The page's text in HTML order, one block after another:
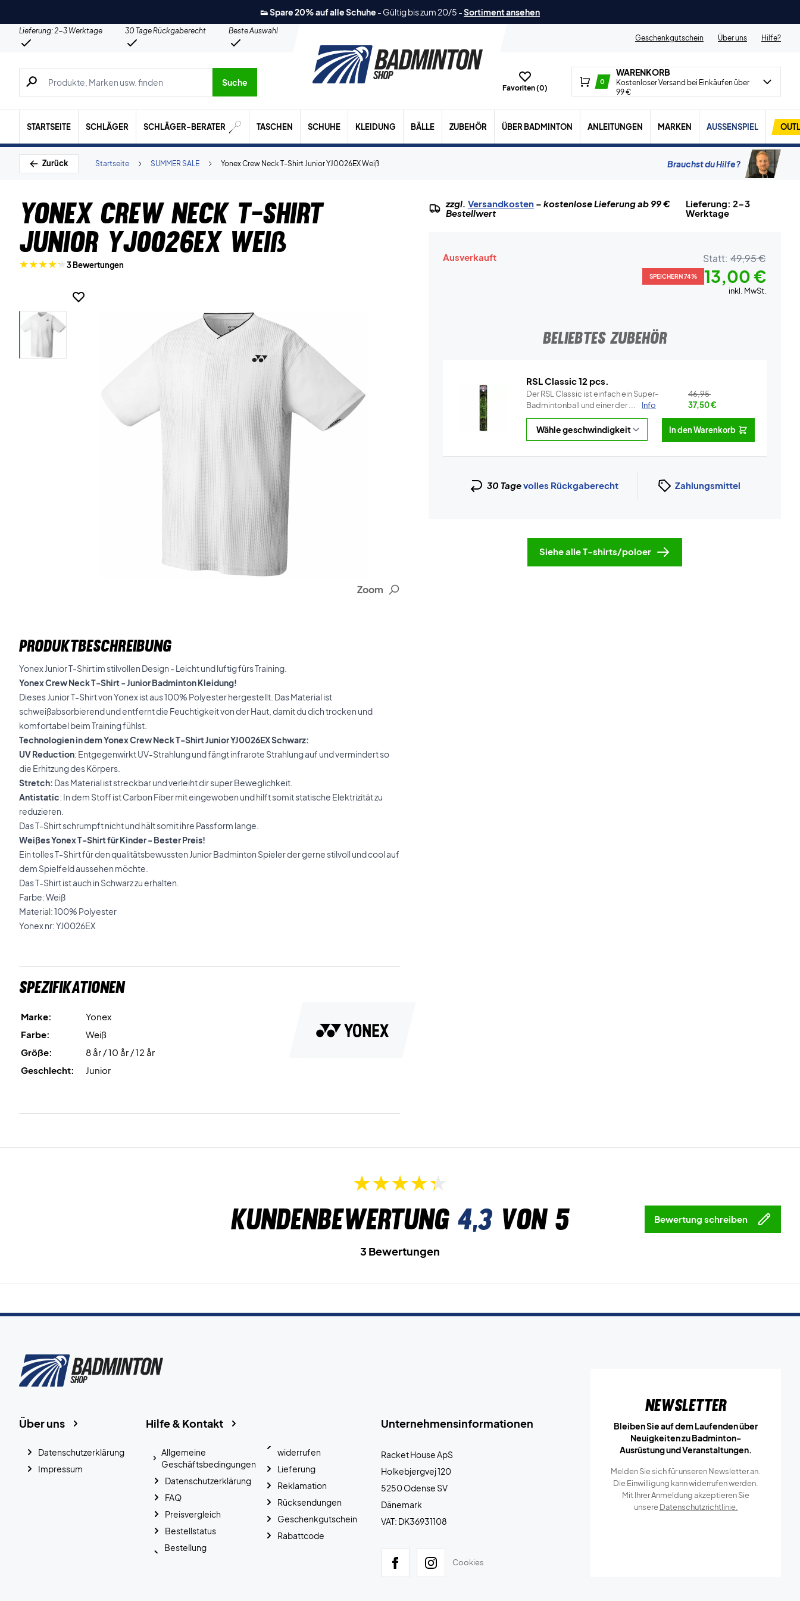
👟 Spare 20% auf alle Schuhe - Gültig bis zum 20/5 -Sortiment ansehen
Lieferung: 2-3 Werktage 30 Tage Rückgaberecht
Beste Auswahl
Geschenkgutschein
Über uns Hilfe?
Suche nach Produkten, Marken usw.
Suche
Favoriten (0)
0
WARENKORB
Kostenloser Versand bei Einkäufen über
99 €
STARTSEITE SCHLÄGER SCHLÄGER-BERATER TASCHEN SCHUHE KLEIDUNG BÄLLE ZUBEHÖR ÜBER BADMINTON ANLEITUNGEN MARKEN AUSSENSPIEL
Zurück Yonex Crew Neck T-Shirt Junior YJ0026EX Weiß
SUMMER SALE
Startseite Brauchst du Hilfe?
Yonex Crew Neck T-Shirt
Junior YJ0026EX Weiß
3 Bewertungen
Zoom
PRODUKTBESCHREIBUNG
Yonex Junior T-Shirt im stilvollen Design - Leicht und luftig fürs Training.
Yonex Crew Neck T-Shirt - Junior Badminton Kleidung!
Dieses Junior T-Shirt von Yonex ist aus 100% Polyester hergestellt. Das Material ist
schweißabsorbierend und entfernt die Feuchtigkeit von der Haut, damit du dich trocken und
komfortabel beim Training fühlst.
Technologien in dem Yonex Crew Neck T-Shirt Junior YJ0026EX Schwarz:
UV Reduction: Entgegenwirkt UV-Strahlung und fängt infrarote Strahlung auf und vermindert so
die Erhitzung des Körpers.
Stretch: Das Material ist streckbar und verleiht dir super Beweglichkeit.
Antistatic: In dem Stoff ist Carbon Fiber mit eingewoben und hilft somit statische Elektrizität zu
reduzieren.
Das T-Shirt schrumpft nicht und hält somit ihre Passform lange.
Weißes Yonex T-Shirt für Kinder - Bester Preis!
Ein tolles T-Shirt für den qualitätsbewussten Junior Badminton Spieler der gerne stilvoll und cool auf
dem Spielfeld aussehen möchte.
Das T-Shirt ist auch in Schwarz zu erhalten.
Farbe: Weiß
Material: 100% Polyester
Yonex nr: YJ0026EX
Spezifikationen
Marke:
Yonex
Farbe:
Weiß
Größe:
8 år / 10 år / 12 år
Geschlecht:
Junior
zzgl. Versandkosten– kostenlose Lieferung ab 99 €
Bestellwert
Lieferung: 2-3
Werktage
Ausverkauft Statt: 49,95 €
SPEICHERN 74% 13,00 €
inkl. MwSt.
BELIEBTES ZUBEHÖR
RSL Classic 12 pcs.
Der RSL Classic ist einfach ein Super-
Badmintonball und einer der ...
Info
46,95
37,50€
In den Warenkorb
30 Tagevolles Rückgaberecht Zahlungsmittel
Siehe alle T-shirts/poloer
Kundenbewertung 4,3von 5 Bewertung schreiben
3 Bewertungen
Unternehmensinformationen
Racket House ApS
Holkebjergvej 120
5250 Odense SV
Dänemark
VAT: DK36931108
Cookies
Hilfe & Kontakt
Allgemeine
Geschäftsbedingungen
Datenschutzerklärung
FAQ
Preisvergleich
Bestellstatus
Bestellung
widerrufen
Lieferung
Reklamation
Rücksendungen
Geschenkgutschein
Rabattcode
Über uns
Datenschutzerklärung
Impressum
Newsletter
Bleiben Sie auf dem Laufenden über
Neuigkeiten zu Badminton-
Ausrüstung und Veranstaltungen.
Melden Sie sich für unseren Newsletter an.
Die Einwilligung kann widerrufen werden.
Mit Ihrer Anmeldung akzeptieren Sie
unsereDatenschutzrichtlinie.